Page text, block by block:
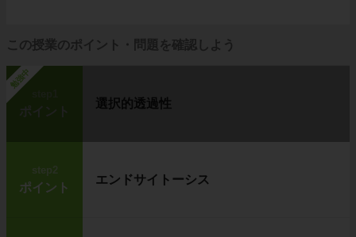
この授業のポイント・問題を確認しよう
勉強中
ポイント
選択的透過性
step2
ポイント
エンドサイトーシス